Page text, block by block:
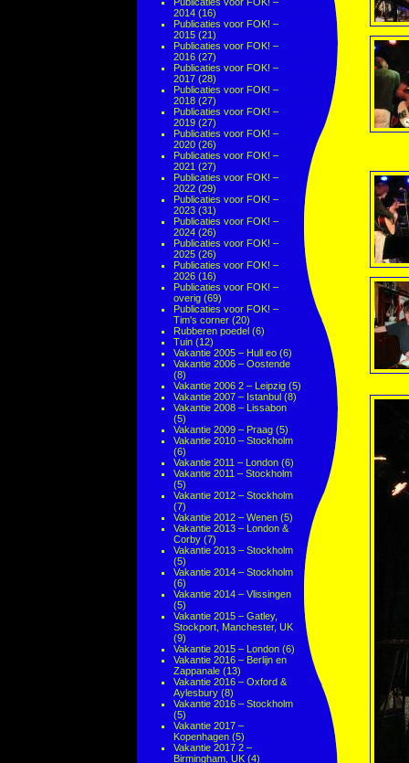
2014 (16)
Publicaties voor FOK! –
2015 (21)
Publicaties voor FOK! –
2016 (27)
Publicaties voor FOK! –
2017 (28)
Publicaties voor FOK! –
2018 (27)
Publicaties voor FOK! –
2019 (27)
Publicaties voor FOK! –
2020 (26)
Publicaties voor FOK! –
2021 (27)
Publicaties voor FOK! –
2022 (29)
Publicaties voor FOK! –
2023 (31)
Publicaties voor FOK! –
2024 (26)
Publicaties voor FOK! –
2025 (26)
Publicaties voor FOK! –
2026 (16)
Publicaties voor FOK! –
overig (69)
Publicaties voor FOK! –
Tim's corner (20)
Rubberen poedel (6)
Tuin (12)
Vakantie 2005 – Hull eo (6)
Vakantie 2006 – Oostende
(8)
Vakantie 2006 2 – Leipzig (5)
Vakantie 2007 – Istanbul (8)
Vakantie 2008 – Lissabon
(5)
Vakantie 2009 – Praag (5)
Vakantie 2010 – Stockholm
(6)
Vakantie 2011 – London (6)
Vakantie 2011 – Stockholm
(5)
Vakantie 2012 – Stockholm
(7)
Vakantie 2012 – Wenen (5)
Vakantie 2013 – London &
Corby (7)
Vakantie 2013 – Stockholm
(5)
Vakantie 2014 – Stockholm
(6)
Vakantie 2014 – Vlissingen
(5)
Vakantie 2015 – Gatley,
Stockport, Manchester, UK
(9)
Vakantie 2015 – London (6)
Vakantie 2016 – Berlijn en
Zappanale (13)
Vakantie 2016 – Oxford &
Aylesbury (8)
Vakantie 2016 – Stockholm
(5)
Vakantie 2017 –
Kopenhagen (5)
Vakantie 2017 2 –
Birmingham, UK (4)